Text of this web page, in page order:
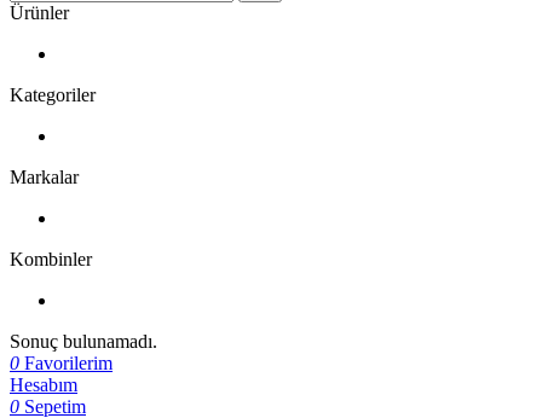
Ürünler
Kategoriler
Markalar
Kombinler
Sonuç bulunamadı.
0 Favorilerim
Hesabım
0 Sepetim